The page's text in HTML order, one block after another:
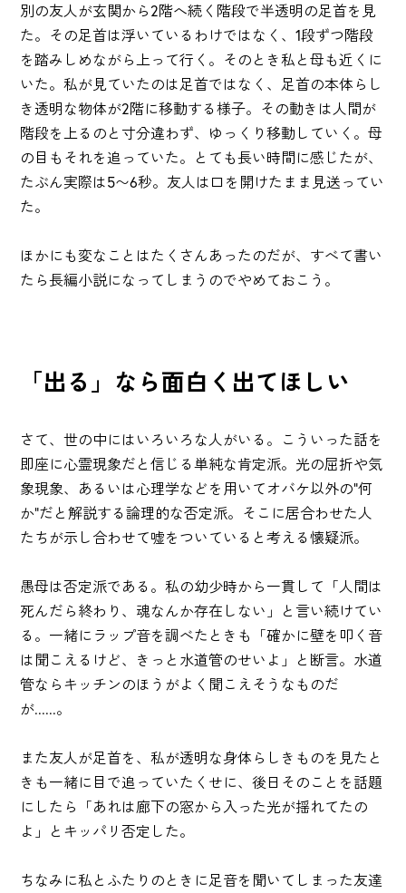
別の友人が玄関から2階へ続く階段で半透明の足首を見
た。その足首は浮いているわけではなく、1段ずつ階段
を踏みしめながら上って行く。そのとき私と母も近くに
いた。私が見ていたのは足首ではなく、足首の本体らし
き透明な物体が2階に移動する様子。その動きは人間が
階段を上るのと寸分違わず、ゆっくり移動していく。母
の目もそれを追っていた。とても長い時間に感じたが、
たぶん実際は5〜6秒。友人は口を開けたまま見送ってい
た。
ほかにも変なことはたくさんあったのだが、すべて書い
たら長編小説になってしまうのでやめておこう。
「出る」なら面白く出てほしい
さて、世の中にはいろいろな人がいる。こういった話を
即座に心霊現象だと信じる単純な肯定派。光の屈折や気
象現象、あるいは心理学などを用いてオバケ以外の"何
か"だと解説する論理的な否定派。そこに居合わせた人
たちが示し合わせて嘘をついていると考える懐疑派。
愚母は否定派である。私の幼少時から一貫して「人間は
死んだら終わり、魂なんか存在しない」と言い続けてい
る。一緒にラップ音を調べたときも「確かに壁を叩く音
は聞こえるけど、きっと水道管のせいよ」と断言。水道
管ならキッチンのほうがよく聞こえそうなものだ
が......。
また友人が足首を、私が透明な身体らしきものを見たと
きも一緒に目で追っていたくせに、後日そのことを話題
にしたら「あれは廊下の窓から入った光が揺れてたの
よ」とキッパリ否定した。
ちなみに私とふたりのときに足音を聞いてしまった友達